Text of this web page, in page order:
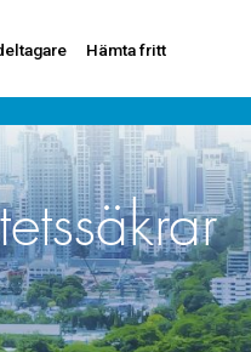
Hämta fritt